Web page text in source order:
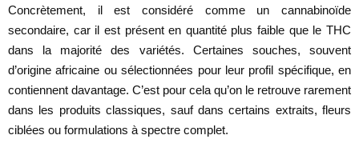
Concrètement, il est considéré comme un cannabinoïde
secondaire, car il est présent en quantité plus faible que le THC
dans la majorité des variétés. Certaines souches, souvent
d’origine africaine ou sélectionnées pour leur profil spécifique, en
contiennent davantage. C’est pour cela qu’on le retrouve rarement
dans les produits classiques, sauf dans certains extraits, fleurs
ciblées ou formulations à spectre complet.